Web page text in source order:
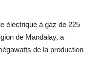
électrique à gaz de 225
de Mandalay, a
de la production